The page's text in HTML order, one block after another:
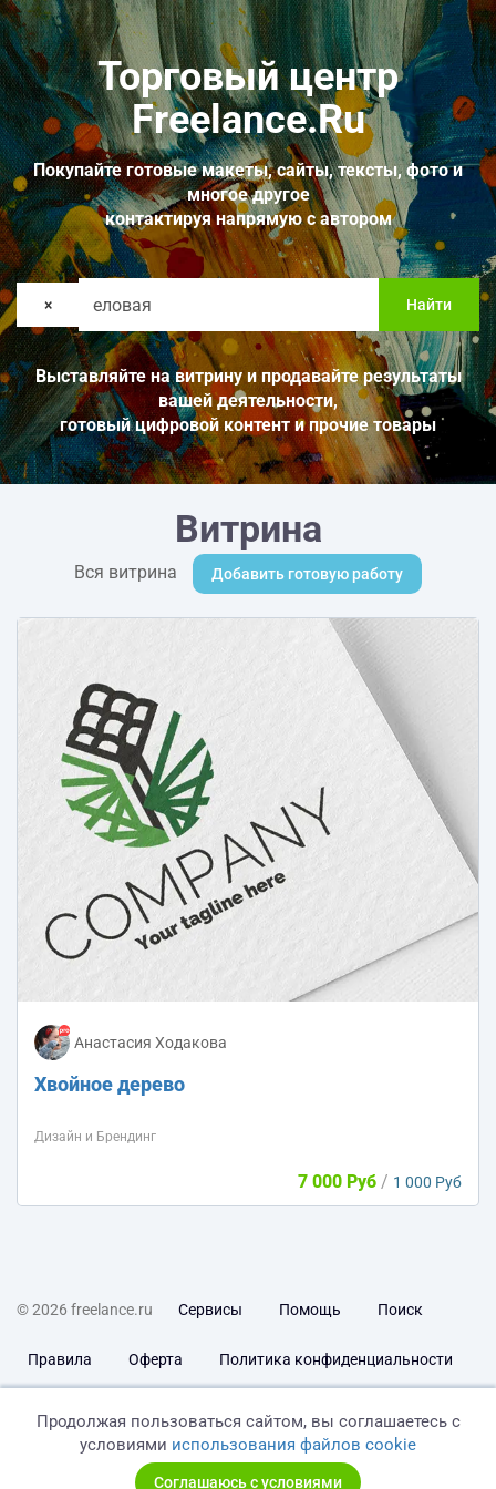
Торговый центр
Freelance.Ru
Покупайте готовые макеты, сайты, тексты, фото и
многое другое
контактируя напрямую с автором
× Найти
Выставляйте на витрину и продавайте результаты
вашей деятельности,
готовый цифровой контент и прочие товары
Витрина
Вся витрина Добавить готовую работу
Анастасия Ходакова
Хвойное дерево
Дизайн и Брендинг
7 000 Руб / 1 000 Руб
© 2026 freelance.ru Сервисы Помощь Поиск
Правила Оферта Политика конфиденциальности
Продолжая пользоваться сайтом, вы соглашаетесь с
условиями использования файлов cookie
Соглашаюсь с условиями